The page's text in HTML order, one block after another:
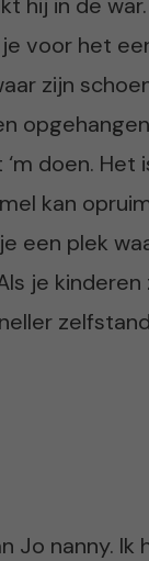
voor het
zijn
doen.
kan
een plek
je
Jo nanny.